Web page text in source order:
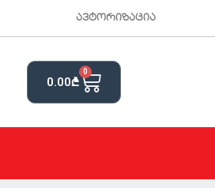
ავტორიზაცია
0.00₾
0